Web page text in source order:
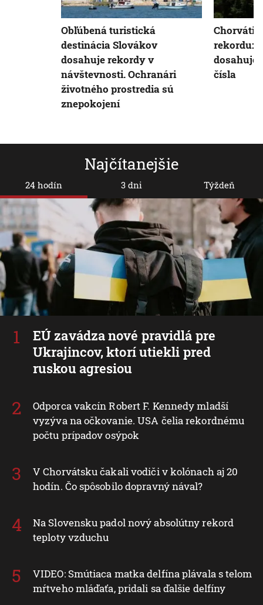
Najčítanejšie
24 hodín
EÚ zavádza nové pravidlá pre
Ukrajincov, ktorí utiekli pred
ruskou agresiou
Odporca vakcín Robert F. Kennedy mladší
vyzýva na očkovanie. USA čelia rekordnému
počtu prípadov osýpok
V Chorvátsku čakali vodiči v kolónach aj 20
hodín. Čo spôsobilo dopravný nával?
Na Slovensku padol nový absolútny rekord
teploty vzduchu
VIDEO: Smútiaca matka delfína plávala s telom
mŕtveho mláďaťa, pridali sa ďalšie delfíny
3 dni Týždeň
Obľúbená turistická
destinácia Slovákov
dosahuje rekordy v
návštevnosti. Ochranári
životného prostredia sú
znepokojení
Chorváti
rekordu:
dosahuje
čísla